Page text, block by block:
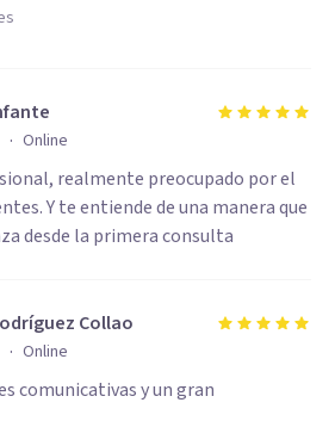
· Online
realmente preocupado por el
Y te entiende de una manera que
desde la primera consulta
Collao
· Online
comunicativas y un gran